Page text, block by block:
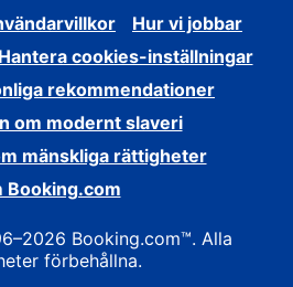
Hur vi jobbar
Hantera cookies-inställningar
rekommendationer
om modernt slaveri
mänskliga rättigheter
Booking.com
Booking.com™. Alla
förbehållna.